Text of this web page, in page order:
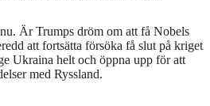
Är Trumps dröm om att få Nobels
att fortsätta försöka få slut på kriget
Ukraina helt och öppna upp för att
med Ryssland.